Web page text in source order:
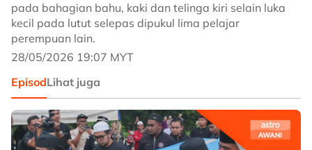
pada bahagian bahu, kaki dan telinga kiri selain luka
kecil pada lutut selepas dipukul lima pelajar
perempuan lain.
28/05/2026 19:07 MYT
EpisodLihat juga